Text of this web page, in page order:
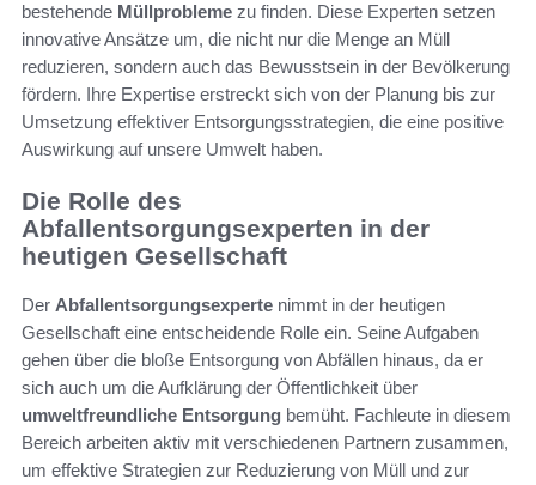
bestehende Müllprobleme zu finden. Diese Experten setzen
innovative Ansätze um, die nicht nur die Menge an Müll
reduzieren, sondern auch das Bewusstsein in der Bevölkerung
fördern. Ihre Expertise erstreckt sich von der Planung bis zur
Umsetzung effektiver Entsorgungsstrategien, die eine positive
Auswirkung auf unsere Umwelt haben.
Die Rolle des
Abfallentsorgungsexperten in der
heutigen Gesellschaft
Der Abfallentsorgungsexperte nimmt in der heutigen
Gesellschaft eine entscheidende Rolle ein. Seine Aufgaben
gehen über die bloße Entsorgung von Abfällen hinaus, da er
sich auch um die Aufklärung der Öffentlichkeit über
umweltfreundliche Entsorgung bemüht. Fachleute in diesem
Bereich arbeiten aktiv mit verschiedenen Partnern zusammen,
um effektive Strategien zur Reduzierung von Müll und zur